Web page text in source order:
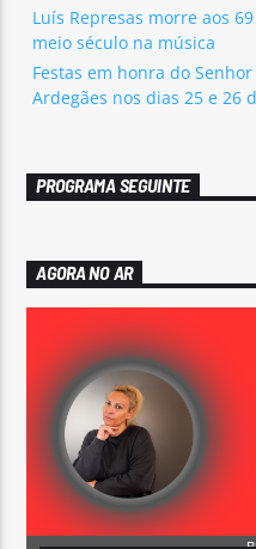
Luís Represas morre aos
meio século na música
Festas em honra do
Ardegães nos dias 25 e 26
PROGRAMA SEGUINTE
AGORA NO AR